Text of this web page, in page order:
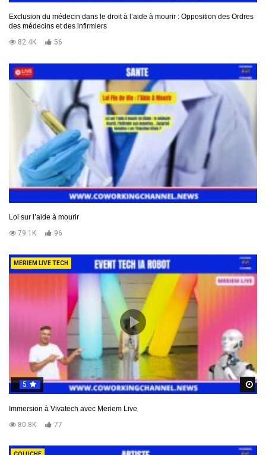
Exclusion du médecin dans le droit à l’aide à mourir : Opposition des Ordres
des médecins et des infirmiers
82.4K
56
Loi sur l’aide à mourir
79.1K
96
MERIEM LIVE TECH
5
Immersion à Vivatech avec Meriem Live
80.8K
77